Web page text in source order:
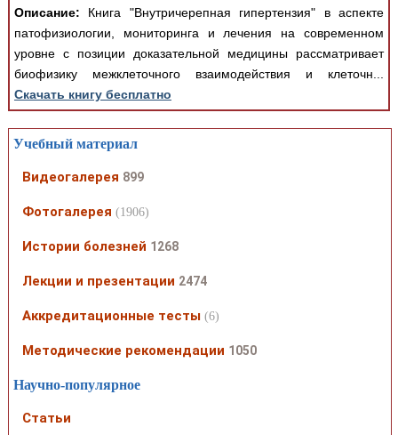
Описание: Книга "Внутричерепная гипертензия" в аспекте
патофизиологии, мониторинга и лечения на современном
уровне с позиции доказательной медицины рассматривает
биофизику межклеточного взаимодействия и клеточн...
Скачать книгу бесплатно
Учебный материал
Видеогалерея 899
Фотогалерея (1906)
Истории болезней 1268
Лекции и презентации 2474
Аккредитационные тесты (6)
Методические рекомендации 1050
Научно-популярное
Статьи